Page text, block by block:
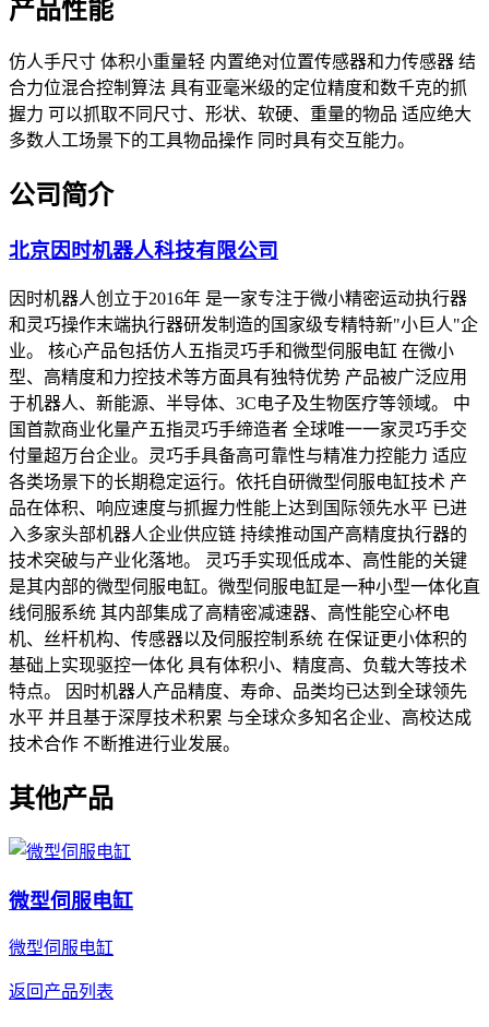
产品性能
仿人手尺寸 体积小重量轻 内置绝对位置传感器和力传感器 结
合力位混合控制算法 具有亚毫米级的定位精度和数千克的抓
握力 可以抓取不同尺寸、形状、软硬、重量的物品 适应绝大
多数人工场景下的工具物品操作 同时具有交互能力。
公司简介
北京因时机器人科技有限公司
因时机器人创立于2016年 是一家专注于微小精密运动执行器
和灵巧操作末端执行器研发制造的国家级专精特新"小巨人"企
业。 核心产品包括仿人五指灵巧手和微型伺服电缸 在微小
型、高精度和力控技术等方面具有独特优势 产品被广泛应用
于机器人、新能源、半导体、3C电子及生物医疗等领域。 中
国首款商业化量产五指灵巧手缔造者 全球唯一一家灵巧手交
付量超万台企业。灵巧手具备高可靠性与精准力控能力 适应
各类场景下的长期稳定运行。依托自研微型伺服电缸技术 产
品在体积、响应速度与抓握力性能上达到国际领先水平 已进
入多家头部机器人企业供应链 持续推动国产高精度执行器的
技术突破与产业化落地。 灵巧手实现低成本、高性能的关键
是其内部的微型伺服电缸。微型伺服电缸是一种小型一体化直
线伺服系统 其内部集成了高精密减速器、高性能空心杯电
机、丝杆机构、传感器以及伺服控制系统 在保证更小体积的
基础上实现驱控一体化 具有体积小、精度高、负载大等技术
特点。 因时机器人产品精度、寿命、品类均已达到全球领先
水平 并且基于深厚技术积累 与全球众多知名企业、高校达成
技术合作 不断推进行业发展。
其他产品
微型伺服电缸
微型伺服电缸
返回产品列表